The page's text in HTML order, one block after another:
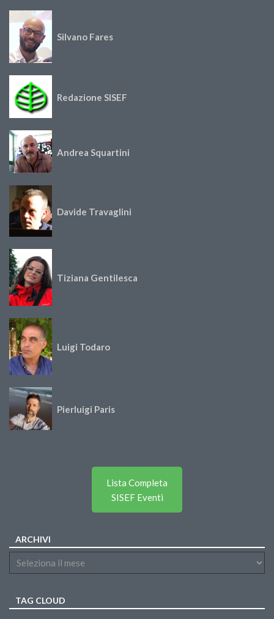
Silvano Fares
Redazione SISEF
Andrea Squartini
Davide Travaglini
Tiziana Gentilesca
Luigi Todaro
Pierluigi Paris
Lista Completa
SISEF Eventi
ARCHIVI
TAG CLOUD